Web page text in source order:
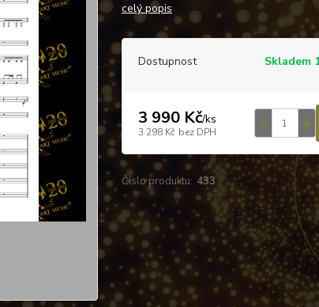
celý popis
Dostupnost Skladem
3 990 Kč/ks
3 298 Kč bez DPH
Číslo produktu: 433